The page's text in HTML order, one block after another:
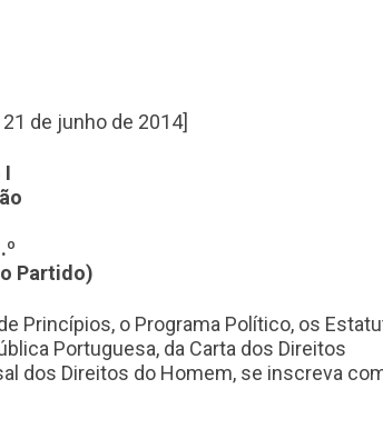
de junho de 2014]
I
Partido)
Princípios, o Programa Político, os
Portuguesa, da Carta dos Direitos
dos Direitos do Homem, se inscreva